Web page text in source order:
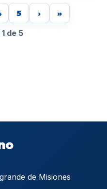
5 › »
de 5
de Misiones